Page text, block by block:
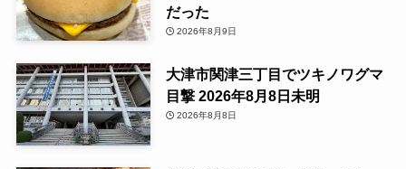
だった
2026年8月9日
大津市関津三丁目でツキノワグマ
目撃 2026年8月8日未明
2026年8月8日